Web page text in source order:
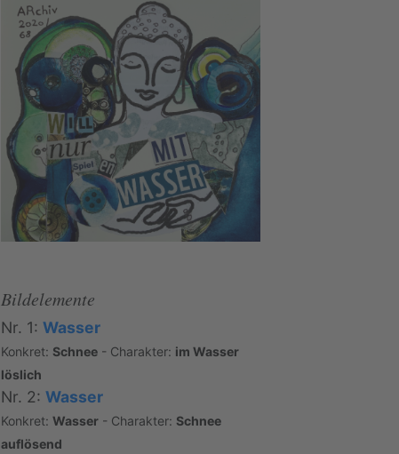
Bildelemente
Nr. 1: Wasser
Konkret: Schnee - Charakter: im Wasser
löslich
Nr. 2: Wasser
Konkret: Wasser - Charakter: Schnee
auflösend